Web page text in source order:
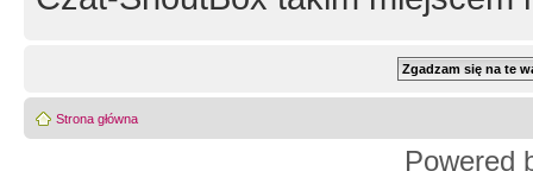
Strona główna
Powered